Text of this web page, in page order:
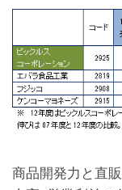
商品開発力と直